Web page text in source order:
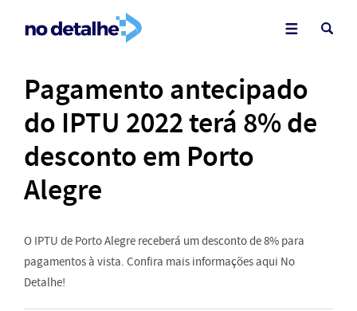
Pagamento antecipado
do IPTU 2022 terá 8% de
desconto em Porto
Alegre
O IPTU de Porto Alegre receberá um desconto de 8% para
pagamentos à vista. Confira mais informações aqui No
Detalhe!